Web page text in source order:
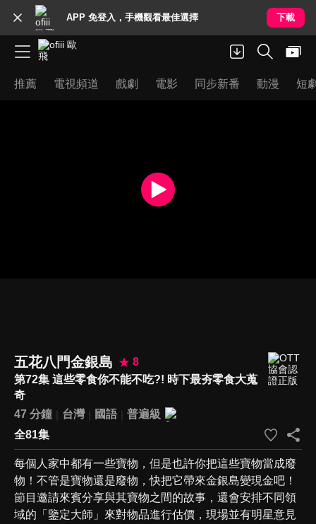
APP 免登入，手機觀看最佳選擇 下載
推薦 電視頻道 戲劇 電影 同步新番 動漫 短
五花八門金銀島
8
第72集 這些零食你不能不吃?! 時下最夯零食大蒐
奇
47 分鐘
台灣 國語
普遍級
全81集
每個人家中都有一些寶物，但是也許你把這些寶物當成廢
物！不管是寶物還是廢物，快把它帶來金銀島變現金吧！
節目邀請來賓分享與其寶物之間的故事，還會安排不同領
域的「鑒定大師」來對物品進行估價，現場並有明星意見